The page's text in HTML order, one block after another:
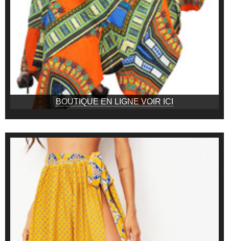
BOUTIQUE EN LIGNE VOIR ICI